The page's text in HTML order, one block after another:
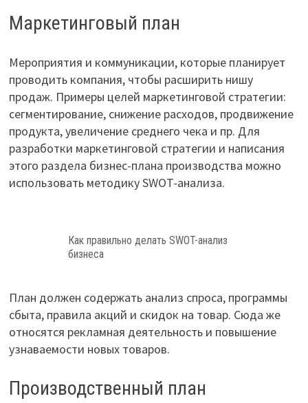
Маркетинговый план
Мероприятия и коммуникации, которые планирует
проводить компания, чтобы расширить нишу
продаж. Примеры целей маркетинговой стратегии:
сегментирование, снижение расходов, продвижение
продукта, увеличение среднего чека и пр. Для
разработки маркетинговой стратегии и написания
этого раздела бизнес-плана производства можно
использовать методику SWOT-анализа.
Как правильно делать SWOT-анализ
бизнеса
План должен содержать анализ спроса, программы
сбыта, правила акций и скидок на товар. Сюда же
относятся рекламная деятельность и повышение
узнаваемости новых товаров.
Производственный план